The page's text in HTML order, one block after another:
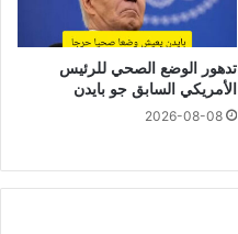
تدهور الوضع الصحي للرئيس
الأمريكي السابق جو بايدن
2026-08-08